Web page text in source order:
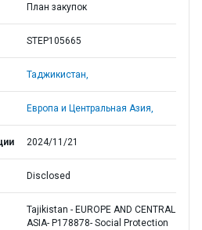
План закупок
STEP105665
Таджикистан,
Европа и Центральная Азия,
2024/11/21
Disclosed
Tajikistan - EUROPE AND CENTRAL
ASIA- P178878- Social Protection